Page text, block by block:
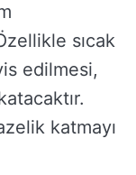
sıcak
edilmesi,
katmayı